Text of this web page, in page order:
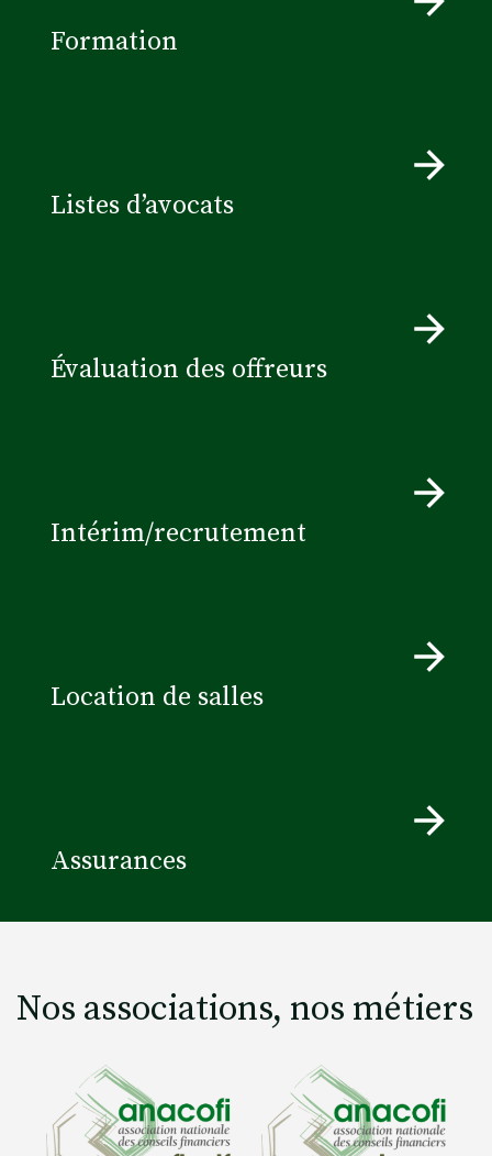
Formation
Listes d’avocats
Évaluation des offreurs
Intérim/recrutement
Location de salles
Assurances
Nos associations, nos métiers